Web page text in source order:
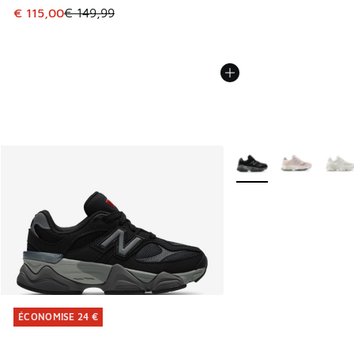
Cet article est en promotion. Prix en baisse de € 149,99 à
€ 115,00€ 149,99
ÉCONOMISE 24 €
ÉCONOMISE 24 €
Plus de couleurs